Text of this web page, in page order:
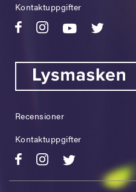
Kontaktuppgifter
Recensioner
Kontaktuppgifter